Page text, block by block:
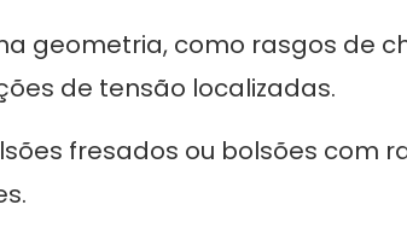
geometria, como rasgos de
de tensão localizadas.
fresados ​​ou bolsões com